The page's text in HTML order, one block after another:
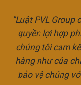
"Luật PVL Group
quyền lợi hợp
chúng tôi cam
hàng như của
bảo vệ chúng